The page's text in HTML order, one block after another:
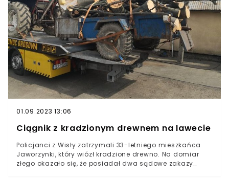
01.09.2023 13:06
Ciągnik z kradzionym drewnem na lawecie
Policjanci z Wisły zatrzymali 33-letniego mieszkańca
Jaworzynki, który wiózł kradzione drewno. Na domiar
złego okazało się, że posiadał dwa sądowe zakazy